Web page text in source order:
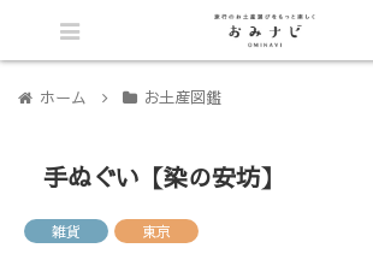
ホーム お土産図鑑
手ぬぐい【染の安坊】
雑貨
東京
シェア